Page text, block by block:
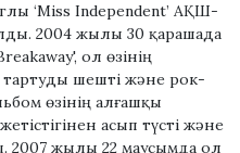
‘Miss Independent’ АҚШ-
2004 жылы 30 қарашада
ол өзінің
шешті және рок-
өзінің алғашқы
асып түсті және
2007 жылы 22 маусымда ол